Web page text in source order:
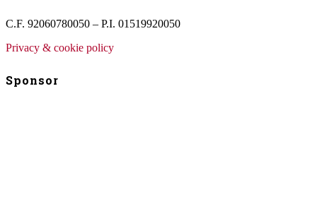
C.F. 92060780050 – P.I. 01519920050
Privacy & cookie policy
Sponsor